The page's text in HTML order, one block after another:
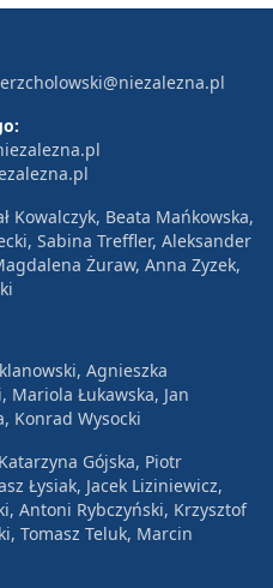
Kowalczyk, Beata Mańkowska,
Sabina Treffler, Aleksander
Żuraw, Anna Zyzek,
Agnieszka
Mariola Łukawska, Jan
Konrad Wysocki
Gójska, Piotr
Łysiak, Jacek Liziniewicz,
Antoni Rybczyński, Krzysztof
Tomasz Teluk, Marcin